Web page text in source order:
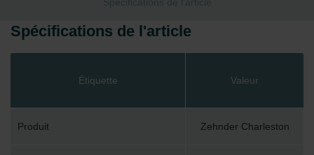
Spécifications de l'article
Étiquette Valeur
Produit Zehnder Charleston